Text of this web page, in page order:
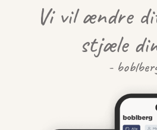
Vi vil ændre
stjæle
-